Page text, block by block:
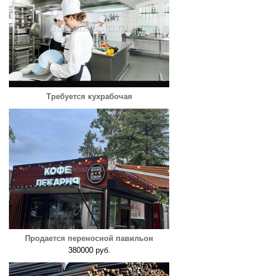
Требуется кухрабочая
Продается переносной павильон
380000 руб.